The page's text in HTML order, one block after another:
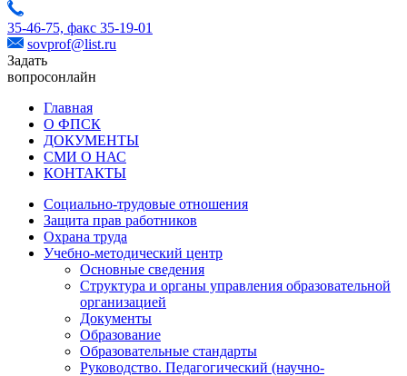
35-46-75, факс 35-19-01
sovprof@list.ru
Задать
вопросонлайн
Главная
О ФПСК
ДОКУМЕНТЫ
СМИ О НАС
КОНТАКТЫ
Социально-трудовые отношения
Защита прав работников
Охрана труда
Учебно-методический центр
Основные сведения
Структура и органы управления образовательной
организацией
Документы
Образование
Образовательные стандарты
Руководство. Педагогический (научно-